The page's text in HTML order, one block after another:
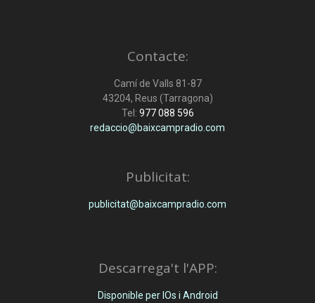
Contacte:
Camí de Valls 81-87
43204, Reus (Tarragona)
Tel: 977 088 596
redaccio@baixcampradio.com
Publicitat:
publicitat@baixcampradio.com
Descarrega't l'APP:
Disponible per IOs i Android